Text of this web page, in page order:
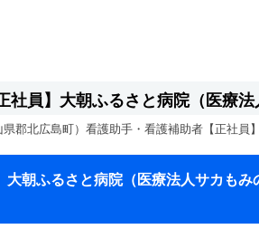
社員】大朝ふるさと病院（医療法
県郡北広島町）看護助手・看護補助者【正社員
大朝ふるさと病院（医療法人サカもみ